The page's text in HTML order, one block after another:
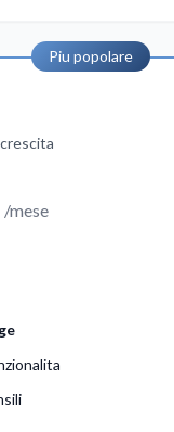
Piu popolare
/mese